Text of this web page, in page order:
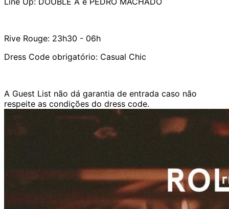
Rive Rouge: 23h30 - 06h
Dress Code obrigatório: Casual Chic
A Guest List não dá garantia de entrada caso não
respeite as condições do dress code.